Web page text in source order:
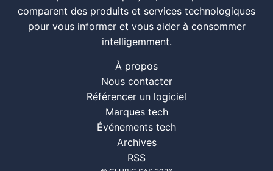
comparent des produits et services technologiques
pour vous informer et vous aider à consommer
intelligemment.
À propos
Nous contacter
Référencer un logiciel
Marques tech
Événements tech
Archives
RSS